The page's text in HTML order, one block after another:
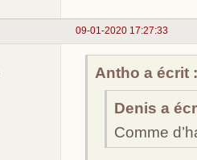
09-01-2020 17:27:33
Antho a écrit :
Denis a
Comme